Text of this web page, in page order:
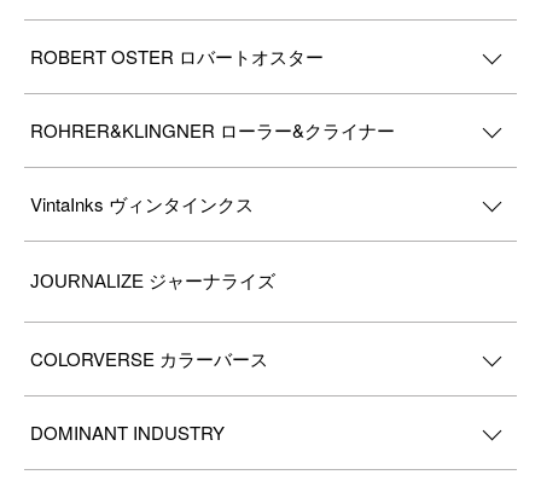
ROBERT OSTER ロバートオスター
ROHRER&KLINGNER ローラー&クライナー
VintaInks ヴィンタインクス
JOURNALIZE ジャーナライズ
COLORVERSE カラーバース
DOMINANT INDUSTRY